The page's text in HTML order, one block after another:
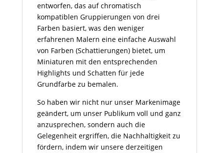
entworfen, das auf chromatisch
kompatiblen Gruppierungen von drei
Farben basiert, was den weniger
erfahrenen Malern eine einfache Auswahl
von Farben (Schattierungen) bietet, um
Miniaturen mit den entsprechenden
Highlights und Schatten für jede
Grundfarbe zu bemalen.
So haben wir nicht nur unser Markenimage
geändert, um unser Publikum voll und ganz
anzusprechen, sondern auch die
Gelegenheit ergriffen, die Nachhaltigkeit zu
fördern, indem wir unsere derzeitigen